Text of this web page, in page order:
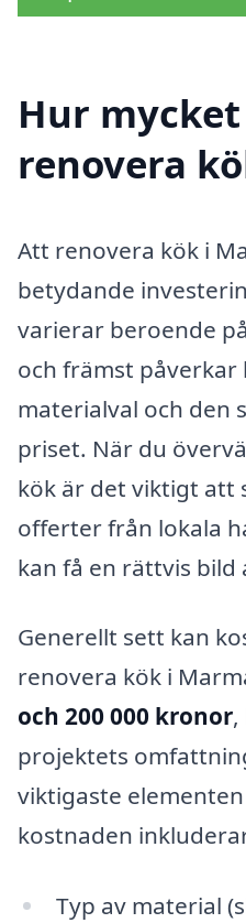
Hur
renovera
Att renovera kök i
betydande
varierar beroende
och främst påverkar
materialval och den
priset. När du
kök är det viktigt att
offerter från lokala
kan få en rättvis bild
Generellt sett kan
renovera kök i
och 200 000 kronor,
projektets
viktigaste
kostnaden
Typ av material